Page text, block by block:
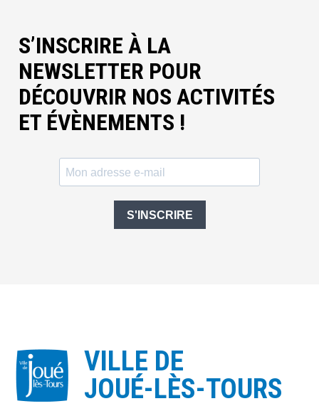
S’INSCRIRE À LA
NEWSLETTER POUR
DÉCOUVRIR NOS ACTIVITÉS
ET ÉVÈNEMENTS !
S'INSCRIRE
VILLE DE
JOUÉ-LÈS-TOURS